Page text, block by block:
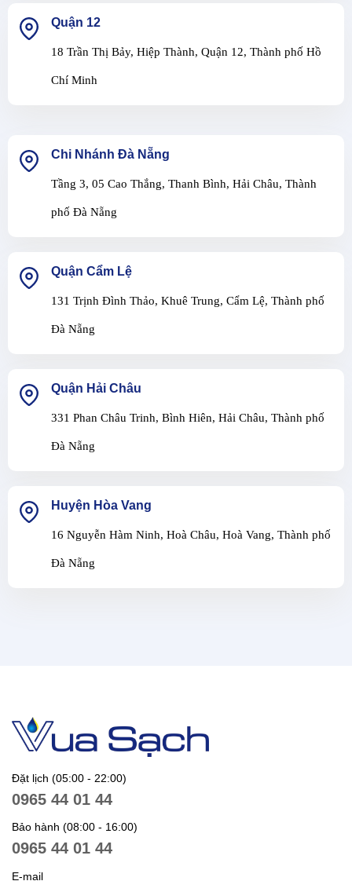
Quận 12
18 Trần Thị Bảy, Hiệp Thành, Quận 12, Thành phố Hồ
Chí Minh
Chi Nhánh Đà Nẵng
Tầng 3, 05 Cao Thắng, Thanh Bình, Hải Châu, Thành
phố Đà Nẵng
Quận Cẩm Lệ
131 Trịnh Đình Thảo, Khuê Trung, Cẩm Lệ, Thành phố
Đà Nẵng
Quận Hải Châu
331 Phan Châu Trinh, Bình Hiên, Hải Châu, Thành phố
Đà Nẵng
Huyện Hòa Vang
16 Nguyễn Hàm Ninh, Hoà Châu, Hoà Vang, Thành phố
Đà Nẵng
Đặt lịch (05:00 - 22:00)
0965 44 01 44
Bảo hành (08:00 - 16:00)
0965 44 01 44
E-mail